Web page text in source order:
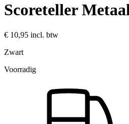
Scoreteller
€ 10,95 incl. btw
Zwart
Voorradig